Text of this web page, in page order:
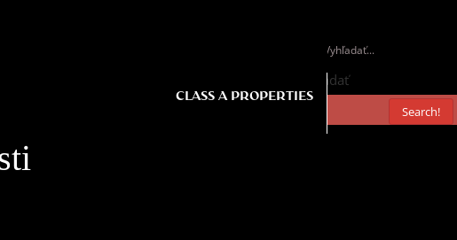
CLASS A PROPERTIES
Vyhľadať
Search!